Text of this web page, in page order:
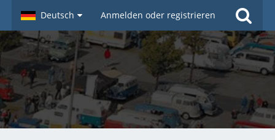
Deutsch Anmelden oder registrieren